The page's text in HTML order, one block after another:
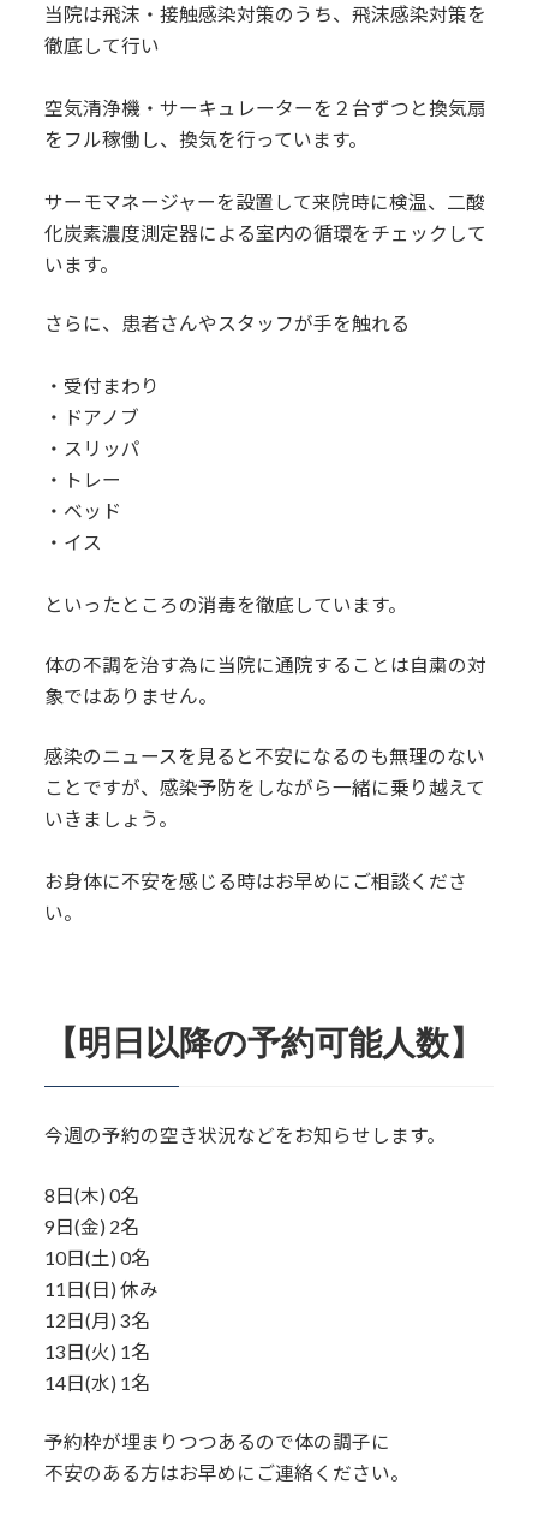
当院は飛沫・接触感染対策のうち、飛沫感染対策を
徹底して行い
空気清浄機・サーキュレーターを２台ずつと換気扇
をフル稼働し、換気を行っています。
サーモマネージャーを設置して来院時に検温、二酸
化炭素濃度測定器による室内の循環をチェックして
います。
さらに、患者さんやスタッフが手を触れる
・受付まわり
・ドアノブ
・スリッパ
・トレー
・ベッド
・イス
といったところの消毒を徹底しています。
体の不調を治す為に当院に通院することは自粛の対
象ではありません。
感染のニュースを見ると不安になるのも無理のない
ことですが、感染予防をしながら一緒に乗り越えて
いきましょう。
お身体に不安を感じる時はお早めにご相談くださ
い。
【明日以降の予約可能人数】
今週の予約の空き状況などをお知らせします。
8日(木) 0名
9日(金) 2名
10日(土) 0名
11日(日) 休み
12日(月) 3名
13日(火) 1名
14日(水) 1名
予約枠が埋まりつつあるので体の調子に
不安のある方はお早めにご連絡ください。